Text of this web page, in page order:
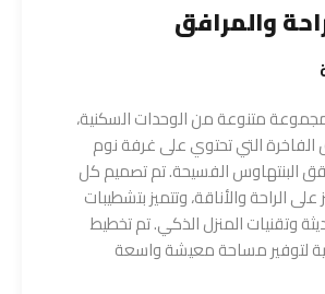
والمرافق
متنوعة من الوحدات السكنية،
التي تحتوي على غرفة نوم
البنتهاوس الفسيحة. تم تصميم كل
الراحة والأناقة، وتتميز بتشطيبات
وتقنيات المنزل الذكي. تم تخطيط
لتوفير مساحة معيشة واسعة